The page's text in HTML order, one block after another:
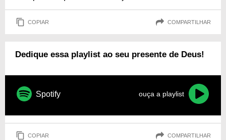
COPIAR COMPARTILHAR
Dedique essa playlist ao seu presente de Deus!
Spotify ouça a playlist
COPIAR COMPARTILHAR